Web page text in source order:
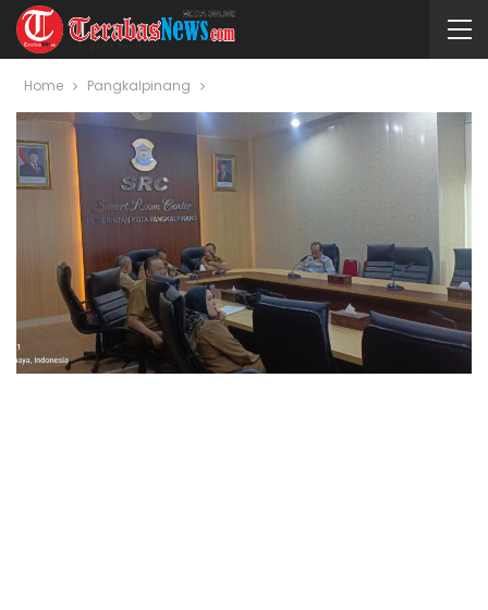
Home Pangkalpinang